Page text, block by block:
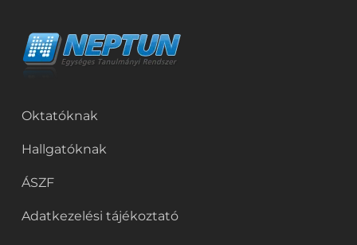
Oktatóknak
Hallgatóknak
ÁSZF
Adatkezelési tájékoztató